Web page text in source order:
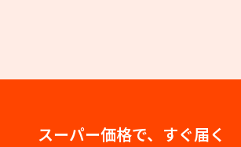
スーパー価格で、すぐ届く